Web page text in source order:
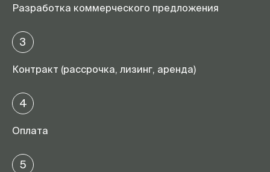
Разработка коммерческого предложения
3
Контракт (рассрочка, лизинг, аренда)
4
Оплата
5